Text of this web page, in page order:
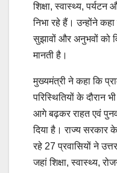
शिक्षा, स्वास्थ्य, पर्यटन
निभा रहे हैं। उन्होंने
सुझावों और अनुभवों को
मानती है।
मुख्यमंत्री ने कहा कि
परिस्थितियों के दौरान
आगे बढ़कर राहत एवं
दिया है। राज्य सरकार
रहे 27 प्रवासियों ने
जहां शिक्षा, स्वास्थ्य,